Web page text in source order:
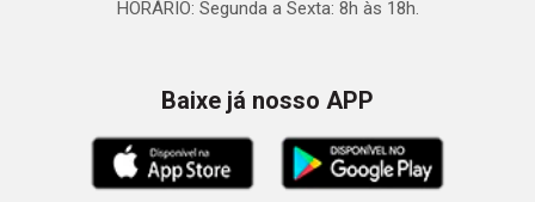
HORÁRIO: Segunda a Sexta: 8h às 18h.
Baixe já nosso APP